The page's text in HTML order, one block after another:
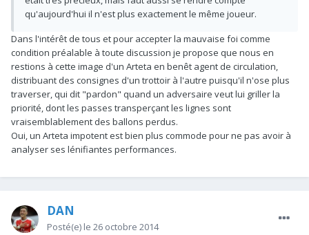
qu'aujourd'hui il n'est plus exactement le même joueur.
Dans l'intérêt de tous et pour accepter la mauvaise foi comme
condition préalable à toute discussion je propose que nous en
restions à cette image d'un Arteta en benêt agent de circulation,
distribuant des consignes d'un trottoir à l'autre puisqu'il n'ose plus
traverser, qui dit "pardon" quand un adversaire veut lui griller la
priorité, dont les passes transperçant les lignes sont
vraisemblablement des ballons perdus.
Oui, un Arteta impotent est bien plus commode pour ne pas avoir à
analyser ses lénifiantes performances.
DAN
Posté(e) le 26 octobre 2014